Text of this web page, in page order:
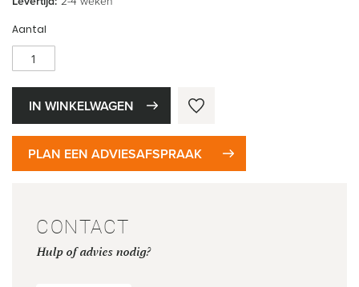
Aantal
IN WINKELWAGEN
PLAN EEN ADVIESAFSPRAAK
CONTACT
Hulp of advies nodig?